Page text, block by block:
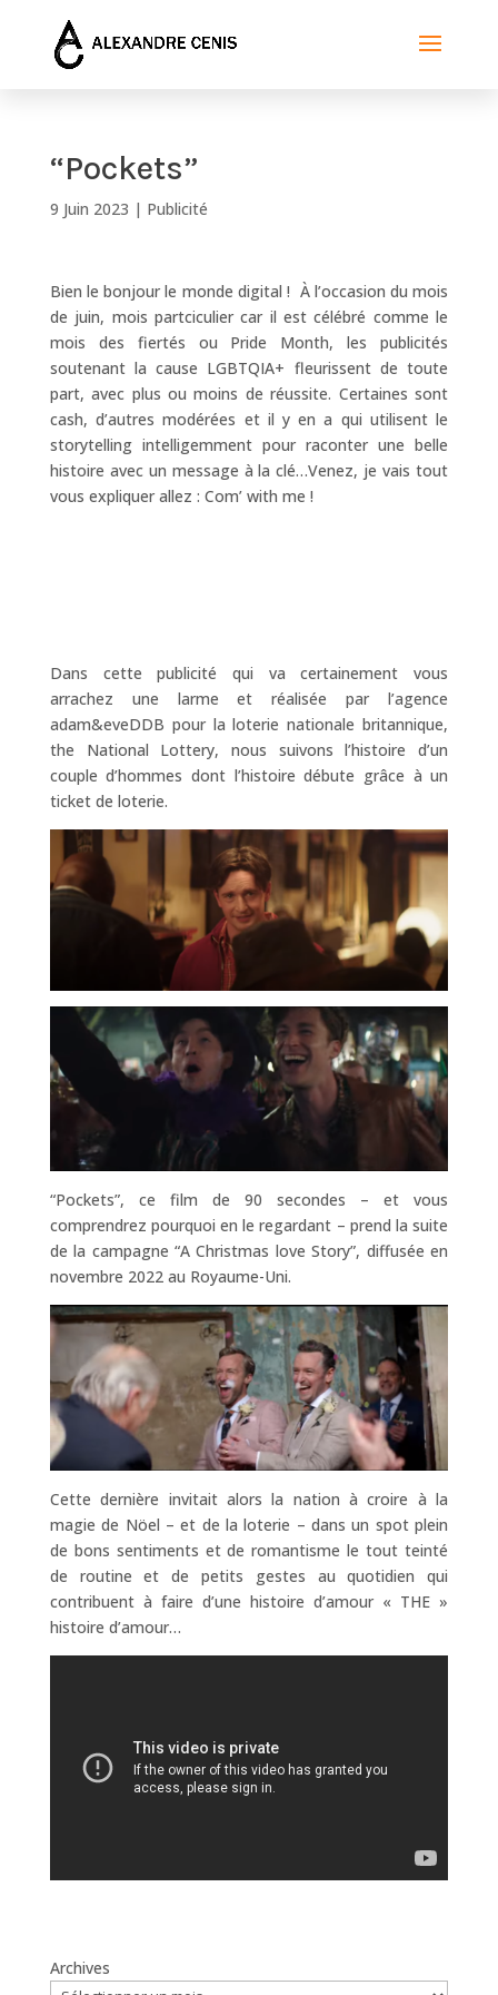
“Pockets”
9 Juin 2023 | Publicité
Bien le bonjour le monde digital ! À l’occasion du mois
de juin, mois partciculier car il est célébré comme le
mois des fiertés ou Pride Month, les publicités
soutenant la cause LGBTQIA+ fleurissent de toute
part, avec plus ou moins de réussite. Certaines sont
cash, d’autres modérées et il y en a qui utilisent le
storytelling intelligemment pour raconter une belle
histoire avec un message à la clé…Venez, je vais tout
vous expliquer allez : Com’ with me !
Dans cette publicité qui va certainement vous
arrachez une larme et réalisée par l’agence
adam&eveDDB pour la loterie nationale britannique,
the National Lottery, nous suivons l’histoire d’un
couple d’hommes dont l’histoire débute grâce à un
ticket de loterie.
“Pockets”, ce film de 90 secondes – et vous
comprendrez pourquoi en le regardant – prend la suite
de la campagne “A Christmas love Story”, diffusée en
novembre 2022 au Royaume-Uni.
Cette dernière invitait alors la nation à croire à la
magie de Nöel – et de la loterie – dans un spot plein
de bons sentiments et de romantisme le tout teinté
de routine et de petits gestes au quotidien qui
contribuent à faire d’une histoire d’amour « THE »
histoire d’amour…
Archives